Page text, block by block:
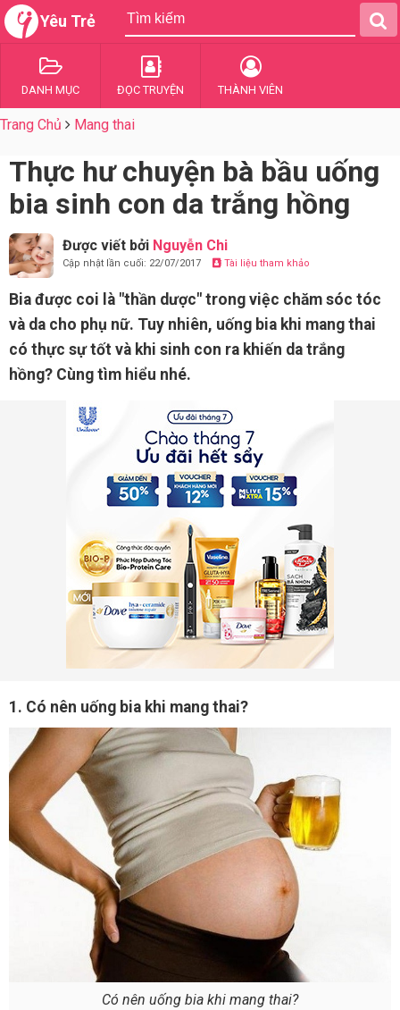
Yêu Trẻ
DANH MỤC ĐỌC TRUYỆN THÀNH VIÊN
Trang Chủ Mang thai
Thực hư chuyện bà bầu uống
bia sinh con da trắng hồng
Được viết bởi Nguyễn Chi
Cập nhật lần cuối: 22/07/2017 Tài liệu tham khảo
Bia được coi là "thần dược" trong việc chăm sóc tóc
và da cho phụ nữ. Tuy nhiên, uống bia khi mang thai
có thực sự tốt và khi sinh con ra khiến da trắng
hồng? Cùng tìm hiểu nhé.
1. Có nên uống bia khi mang thai?
Có nên uống bia khi mang thai?